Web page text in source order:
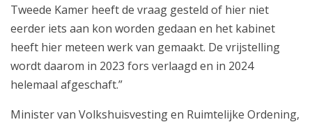
Tweede Kamer heeft de vraag gesteld of hier niet
eerder iets aan kon worden gedaan en het kabinet
heeft hier meteen werk van gemaakt. De vrijstelling
wordt daarom in 2023 fors verlaagd en in 2024
helemaal afgeschaft.”
Minister van Volkshuisvesting en Ruimtelijke Ordening,